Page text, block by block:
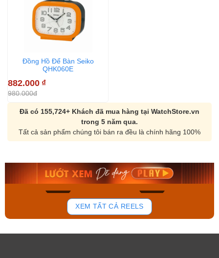
Đồng Hồ Để Bàn Seiko
QHK060E
882.000 ₫
980.000đ
Đã có 155,724+ Khách đã mua hàng tại WatchStore.vn
trong 5 năm qua.
Tất cả sản phẩm chúng tôi bán ra đều là chính hãng 100%
150
Orient Nam RA-
Mua ngay
Casio Nam MTS-
Mua ngay
XEM TẤT CẢ REELS